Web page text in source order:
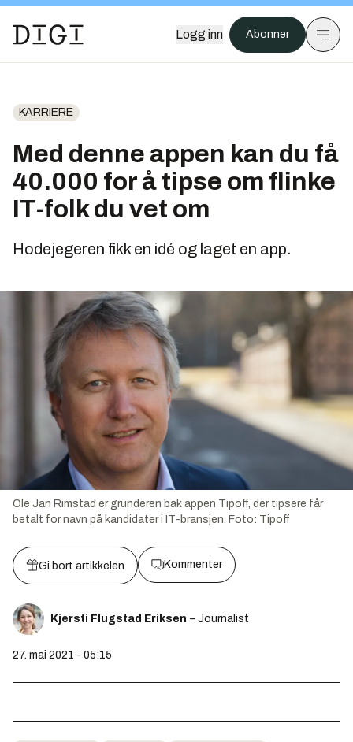
Logg inn Abonner
KARRIERE
Med denne appen kan du få
40.000 for å tipse om flinke
IT-folk du vet om
Hodejegeren fikk en idé og laget en app.
Ole Jan Rimstad er gründeren bak appen Tipoff, der tipsere får
betalt for navn på kandidater i IT-bransjen. Foto: Tipoff
Gi bort artikkelen Kommenter
Kjersti Flugstad Eriksen – Journalist
27. mai 2021 - 05:15